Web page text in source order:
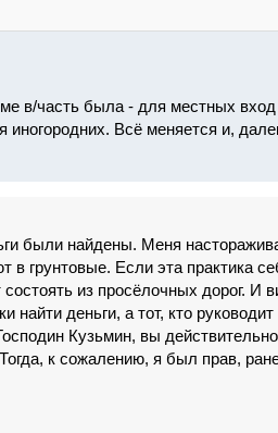
в/часть была - для местных
Всё меняется и,
были найдены. Меня
в грунтовые. Если эта практика
из просёлочных дорог. И
найти деньги, а тот, кто руководит
Кузьмин, вы действительно
к сожалению, я был прав,